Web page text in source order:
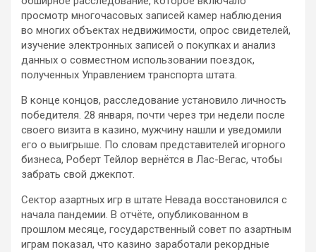
просмотр многочасовых записей камер наблюдения
во многих объектах недвижимости, опрос свидетелей,
изучение электронных записей о покупках и анализ
данных о совместном использовании поездок,
полученных Управлением транспорта штата.
В конце концов, расследование установило личность
победителя. 28 января, почти через три недели после
своего визита в казино, мужчину нашли и уведомили
его о выигрыше. По словам представителей игорного
бизнеса, Роберт Тейлор вернётся в Лас-Вегас, чтобы
забрать свой джекпот.
Сектор азартных игр в штате Невада восстановился с
начала пандемии. В отчёте, опубликованном в
прошлом месяце, государственный совет по азартным
играм показал, что казино заработали рекордные